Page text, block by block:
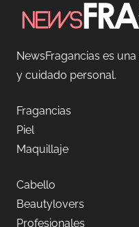
NewsFragancias es
y cuidado personal.
Fragancias
Piel
Maquillaje
Cabello
Beautylovers
Profesionales